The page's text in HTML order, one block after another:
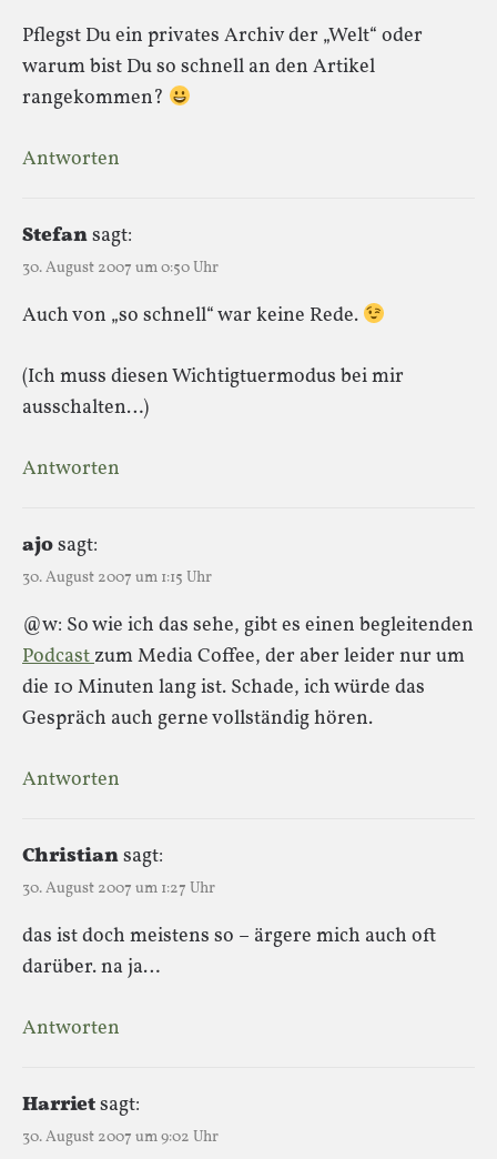
Pflegst Du ein privates Archiv der „Welt“ oder
warum bist Du so schnell an den Artikel
rangekommen?
Antworten
Stefansagt:
30. August 2007 um 0:50 Uhr
Auch von „so schnell“ war keine Rede.
(Ich muss diesen Wichtigtuermodus bei mir
ausschalten…)
Antworten
ajosagt:
30. August 2007 um 1:15 Uhr
@w: So wie ich das sehe, gibt es einen begleitenden
Podcastzum Media Coffee, der aber leider nur um
die 10 Minuten lang ist. Schade, ich würde das
Gespräch auch gerne vollständig hören.
Antworten
Christiansagt:
30. August 2007 um 1:27 Uhr
das ist doch meistens so – ärgere mich auch oft
darüber. na ja…
Antworten
Harrietsagt:
30. August 2007 um 9:02 Uhr